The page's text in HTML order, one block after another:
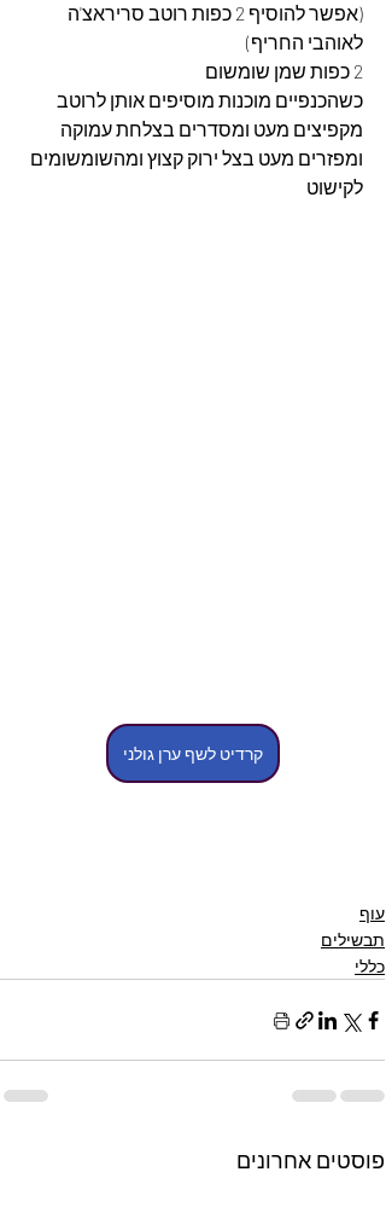
(אפשר להוסיף 2 כפות רוטב סריראצ'ה
לאוהבי החריף)
2 כפות שמן שומשום
כשהכנפיים מוכנות מוסיפים אותן לרוטב
מקפיצים מעט ומסדרים בצלחת עמוקה
ומפזרים מעט בצל ירוק קצוץ ומהשומשומים
לקישוט
קרדיט לשף ערן גולני
עוף
תבשילים
כללי
פוסטים אחרונים